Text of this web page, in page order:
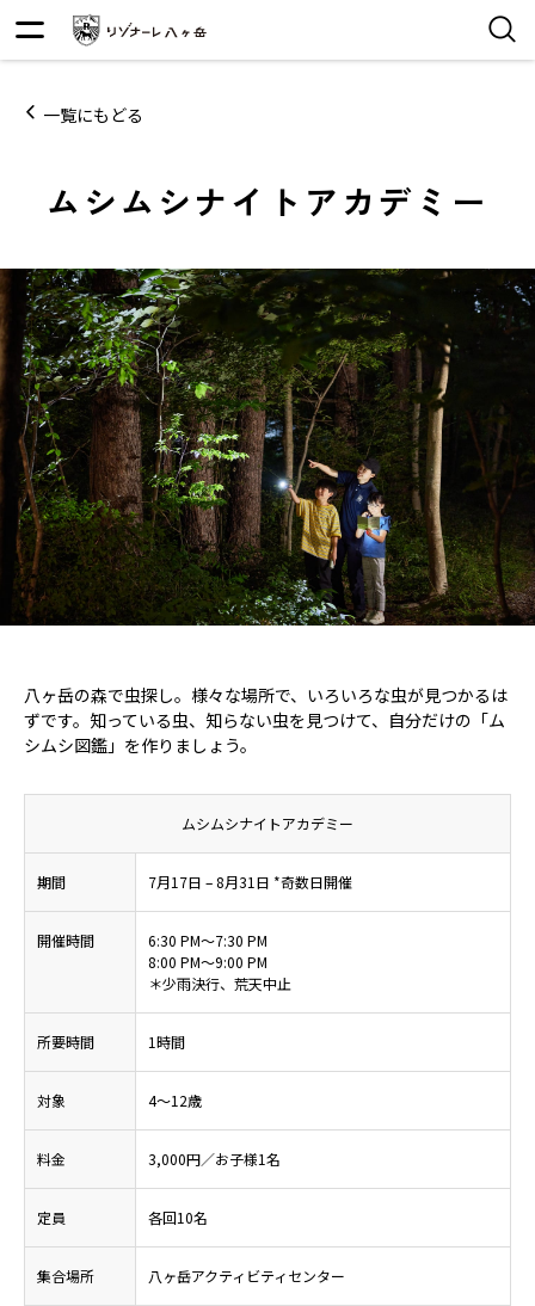
一覧にもどる
ムシムシナイトアカデミー
八ヶ岳の森で虫探し。様々な場所で、いろいろな虫が見つかるは
ずです。知っている虫、知らない虫を見つけて、自分だけの「ム
シムシ図鑑」を作りましょう。
ムシムシナイトアカデミー
期間 7月17日 – 8月31日 *奇数日開催
開催時間
6:30 PM～7:30 PM
8:00 PM～9:00 PM
＊少雨決行、荒天中止
所要時間 1時間
対象 4～12歳
料金 3,000円／お子様1名
定員 各回10名
集合場所 八ヶ岳アクティビティセンター